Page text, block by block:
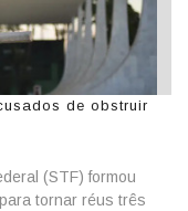
de obstruir
(STF) formou
tornar réus três